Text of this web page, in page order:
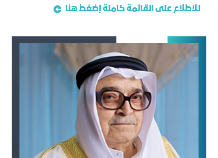
للاطلاع على القائمة كاملة إضغط هنا